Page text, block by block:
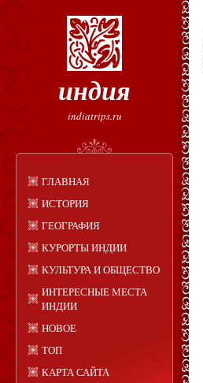
индия
indiatrips.ru
ГЛАВНАЯ
ИСТОРИЯ
ГЕОГРАФИЯ
КУРОРТЫ ИНДИИ
КУЛЬТУРА И ОБЩЕСТВО
ИНТЕРЕСНЫЕ МЕСТА
ИНДИИ
НОВОЕ
ТОП
КАРТА САЙТА